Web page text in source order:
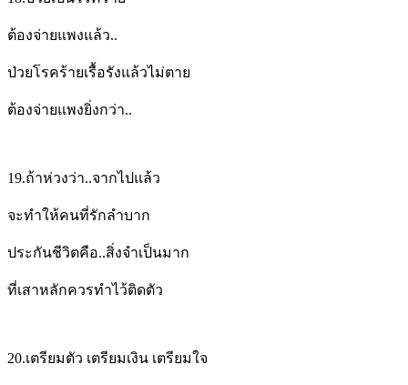
ต้องจ่ายแพงแล้ว..
ป่วยโรคร้ายเรื้อรังแล้วไม่ตาย
ต้องจ่ายแพงยิ่งกว่า..
19.ถ้าห่วงว่า..จากไปแล้ว
จะทำให้คนที่รักลำบาก
ประกันชีวิตคือ..สิ่งจำเป็นมาก
ที่เสาหลักควรทำไว้ติดตัว
20.เตรียมตัว เตรียมเงิน เตรียมใจ